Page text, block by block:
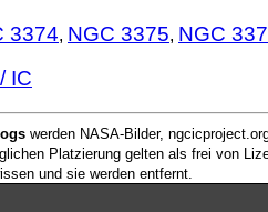
3374, NGC 3375, NGC
IC
werden NASA-Bilder,
Platzierung gelten als frei von
und sie werden entfernt.